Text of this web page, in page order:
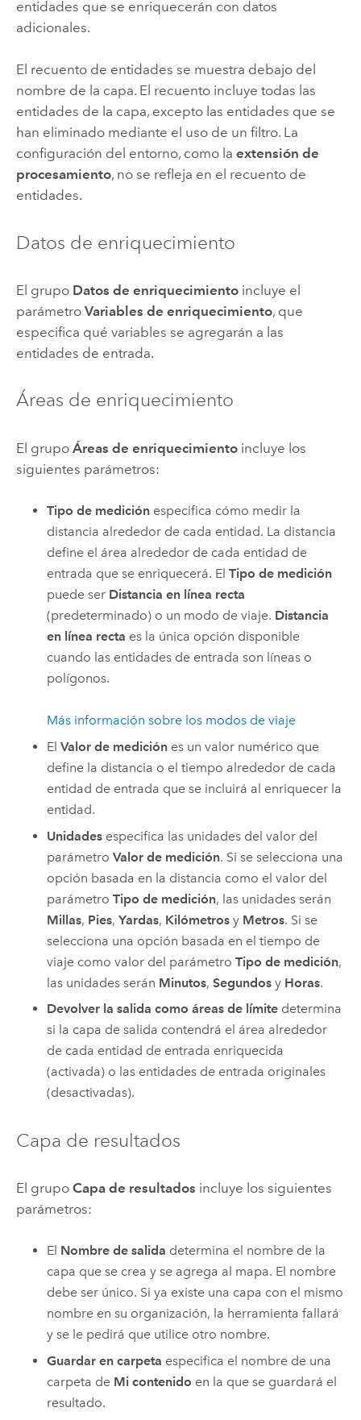
entidades que se enriquecerán con datos
adicionales.
El recuento de entidades se muestra debajo del
nombre de la capa. El recuento incluye todas las
entidades de la capa, excepto las entidades que se
han eliminado mediante el uso de un filtro. La
configuración del entorno, como la extensión de
procesamiento, no se refleja en el recuento de
entidades.
Datos de enriquecimiento
El grupo Datos de enriquecimientoincluye el
parámetro Variables de enriquecimiento, que
especifica qué variables se agregarán a las
entidades de entrada.
Áreas de enriquecimiento
El grupo Áreas de enriquecimientoincluye los
siguientes parámetros:
Tipo de medición especifica cómo medir la
distancia alrededor de cada entidad. La distancia
define el área alrededor de cada entidad de
entrada que se enriquecerá. ElTipo de medición
puede ser Distancia en línea recta
(predeterminado) o un modo de viaje. Distancia
en línea recta es la única opción disponible
cuando las entidades de entrada son líneas o
polígonos.
Más información sobre los modos de viaje
ElValor de medición es un valor numérico que
define la distancia o el tiempo alrededor de cada
entidad de entrada que se incluirá al enriquecer la
entidad.
Unidades especifica las unidades del valor del
parámetroValor de medición. Si se selecciona una
opción basada en la distancia como el valor del
parámetroTipo de medición, las unidades serán
Millas, Pies,Yardas, Kilómetros y Metros. Si se
selecciona una opción basada en el tiempo de
viaje como valor del parámetroTipo de medición,
las unidades serán Minutos,Segundos y Horas.
Devolver la salida como áreas de límite determina
si la capa de salida contendrá el área alrededor
de cada entidad de entrada enriquecida
(activada) o las entidades de entrada originales
(desactivadas).
Capa de resultados
El grupo Capa de resultados incluye los siguientes
parámetros:
El Nombre de salida determina el nombre de la
capa que se crea y se agrega al mapa. El nombre
debe ser único. Si ya existe una capa con el mismo
nombre en su organización, la herramienta fallará
y se le pedirá que utilice otro nombre.
Guardar en carpeta especifica el nombre de una
carpeta de Mi contenido en la que se guardará el
resultado.